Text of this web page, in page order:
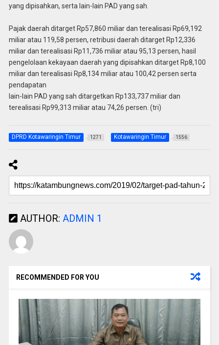
yang dipisahkan, serta lain-lain PAD yang sah.
Pajak daerah ditarget Rp57,860 miliar dan terealisasi Rp69,192
miliar atau 119,58 persen, retribusi daerah ditarget Rp12,336
miliar dan terealisasi Rp11,736 miliar atau 95,13 persen, hasil
pengelolaan kekayaan daerah yang dipisahkan ditarget Rp8,100
miliar dan terealisasi Rp8,134 miliar atau 100,42 persen serta
pendapatan
lain-lain PAD yang sah ditargetkan Rp133,737 miliar dan
terealisasi Rp99,313 miliar atau 74,26 persen. (tri)
DPRD Kotawaringin Timur 1271 Kotawaringin Timur 1556
AUTHOR: ADMIN 1
RECOMMENDED FOR YOU